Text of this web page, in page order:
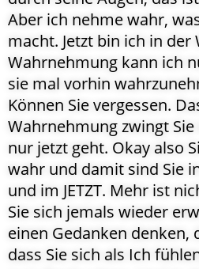
Aber ich nehme wahr,
macht. Jetzt bin ich in der
Wahrnehmung kann ich
sie mal vorhin
Können Sie vergessen.
Wahrnehmung zwingt Sie
nur jetzt geht. Okay also
wahr und damit sind Sie
und im JETZT. Mehr ist
Sie sich jemals wieder
einen Gedanken denken,
dass Sie sich als Ich